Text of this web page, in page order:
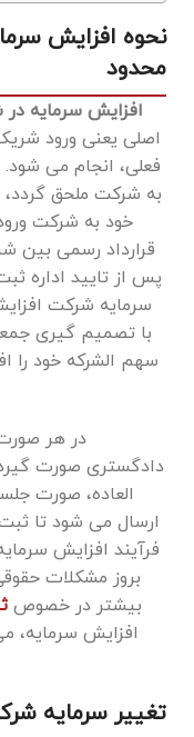
نحوه افزایش
محدود
افزایش سرمایه
اصلی یعنی ورود
فعلی، انجام می
به شرکت ملحق گردد،
خود به شرکت
قرارداد رسمی بین
پس از تایید اداره
سرمایه شرکت
با تصمیم ‌گیری
سهم ‌الشرکه خود
در هر
دادگستری صورت
العاده، صورت‌
ارسال می ‌شود تا
فرآیند افزایش
بروز مشکلات
بیشتر در خصوص
افزایش سرمایه،
تغییر سرمایه